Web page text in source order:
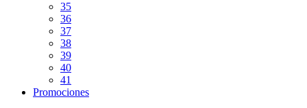
35
36
37
38
39
40
41
Promociones